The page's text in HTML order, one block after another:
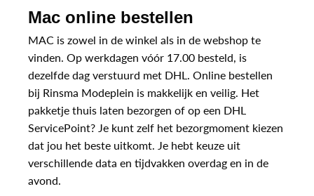
Mac online bestellen
MAC is zowel in de winkel als in de webshop te
vinden. Op werkdagen vóór 17.00 besteld, is
dezelfde dag verstuurd met DHL. Online bestellen
bij Rinsma Modeplein is makkelijk en veilig. Het
pakketje thuis laten bezorgen of op een DHL
ServicePoint? Je kunt zelf het bezorgmoment kiezen
dat jou het beste uitkomt. Je hebt keuze uit
verschillende data en tijdvakken overdag en in de
avond.